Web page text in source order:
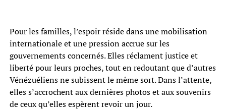
Pour les familles, l’espoir réside dans une mobilisation
internationale et une pression accrue sur les
gouvernements concernés. Elles réclament justice et
liberté pour leurs proches, tout en redoutant que d’autres
Vénézuéliens ne subissent le même sort. Dans l’attente,
elles s’accrochent aux dernières photos et aux souvenirs
de ceux qu’elles espèrent revoir un jour.